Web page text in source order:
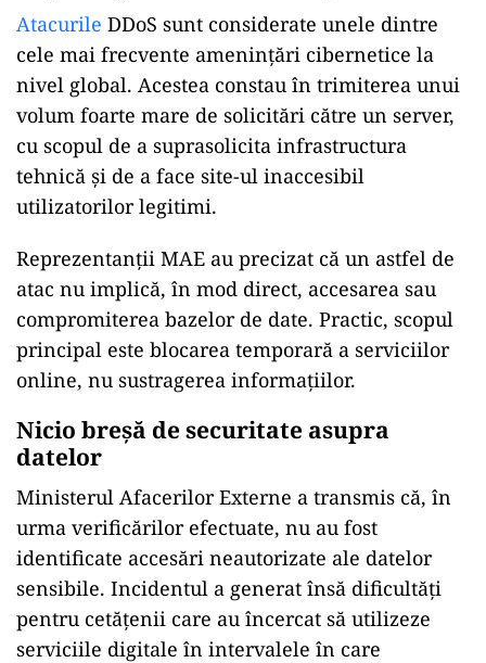
Atacurile DDoS sunt considerate unele dintre
cele mai frecvente amenințări cibernetice la
nivel global. Acestea constau în trimiterea unui
volum foarte mare de solicitări către un server,
cu scopul de a suprasolicita infrastructura
tehnică și de a face site-ul inaccesibil
utilizatorilor legitimi.
Reprezentanții MAE au precizat că un astfel de
atac nu implică, în mod direct, accesarea sau
compromiterea bazelor de date. Practic, scopul
principal este blocarea temporară a serviciilor
online, nu sustragerea informațiilor.
Nicio breșă de securitate asupra
datelor
Ministerul Afacerilor Externe a transmis că, în
urma verificărilor efectuate, nu au fost
identificate accesări neautorizate ale datelor
sensibile. Incidentul a generat însă dificultăți
pentru cetățenii care au încercat să utilizeze
serviciile digitale în intervalele în care